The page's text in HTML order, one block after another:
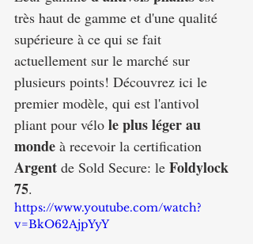
très haut de gamme et d'une qualité
supérieure à ce qui se fait
actuellement sur le marché sur
plusieurs points! Découvrez ici le
premier modèle, qui est l'antivol
pliant pour vélo le plus léger au
monde à recevoir la certification
Argent de Sold Secure: le Foldylock
75.
https://www.youtube.com/watch?
v=BkO62AjpYyY